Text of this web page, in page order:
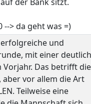
--> da geht was =)
und
mit einer
Vorjahr. Das betrifft die
aber vor allem die Art
Teilweise eine